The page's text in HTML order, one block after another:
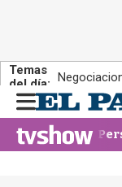
Temas
del día:
n
u